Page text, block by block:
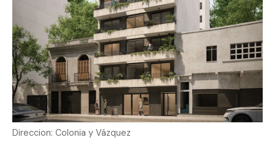
Direccion: Colonia y Vázquez